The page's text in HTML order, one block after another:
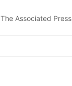
The Associated Press